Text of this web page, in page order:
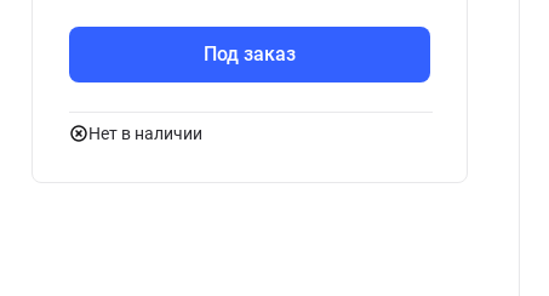
Под заказ
Нет в наличии